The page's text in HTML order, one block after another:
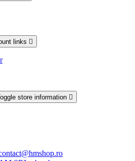
links 
store information 